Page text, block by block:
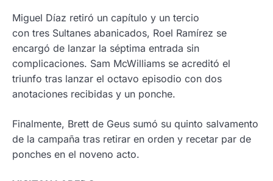
Miguel Díaz retiró un capítulo y un tercio
con tres Sultanes abanicados, Roel Ramírez se
encargó de lanzar la séptima entrada sin
complicaciones. Sam McWilliams se acreditó el
triunfo tras lanzar el octavo episodio con dos
anotaciones recibidas y un ponche.
Finalmente, Brett de Geus sumó su quinto salvamento
de la campaña tras retirar en orden y recetar par de
ponches en el noveno acto.